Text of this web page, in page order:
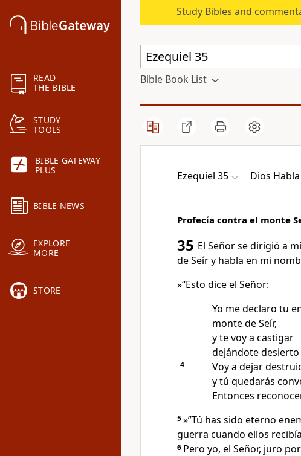
READ
THE BIBLE
STUDY
TOOLS
BIBLE GATEWAY
PLUS
BIBLE NEWS
EXPLORE
MORE
STORE
Study Bibles and
Bible Book List
Ezequiel 35 Dios
Profecía contra el monte
35 El Señor se dirigió a
de Seír y habla en mi
»“Esto dice el Señor:
Yo me declaro tu
monte de Seír,
y te voy a castigar
dejándote desierto
4
Voy a dejar
y tú quedarás
Entonces
5»”Tú has sido eterno
guerra cuando ellos
6 Pero yo, el Señor, juro